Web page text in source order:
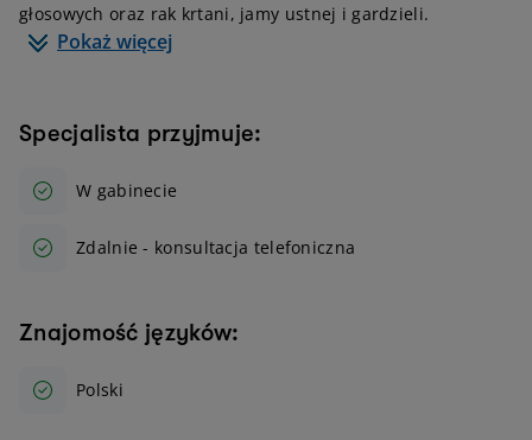
głosowych oraz rak krtani, jamy ustnej i gardzieli.
Pokaż więcej
Specjalista przyjmuje:
W gabinecie
Zdalnie - konsultacja telefoniczna
Znajomość języków:
Polski